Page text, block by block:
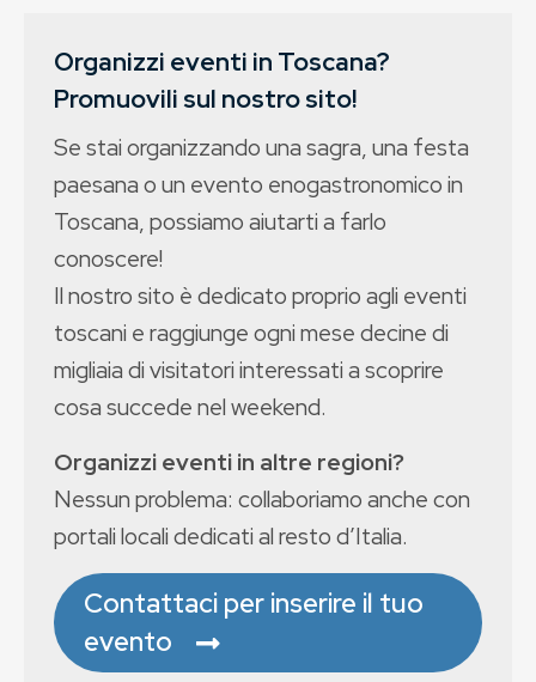
Organizzi eventi in Toscana?
Promuovili sul nostro sito!
Se stai organizzando una sagra, una festa
paesana o un evento enogastronomico in
Toscana, possiamo aiutarti a farlo
conoscere!
Il nostro sito è dedicato proprio agli eventi
toscani e raggiunge ogni mese decine di
migliaia di visitatori interessati a scoprire
cosa succede nel weekend.
Organizzi eventi in altre regioni?
Nessun problema: collaboriamo anche con
portali locali dedicati al resto d’Italia.
Contattaci per inserire il tuo
evento